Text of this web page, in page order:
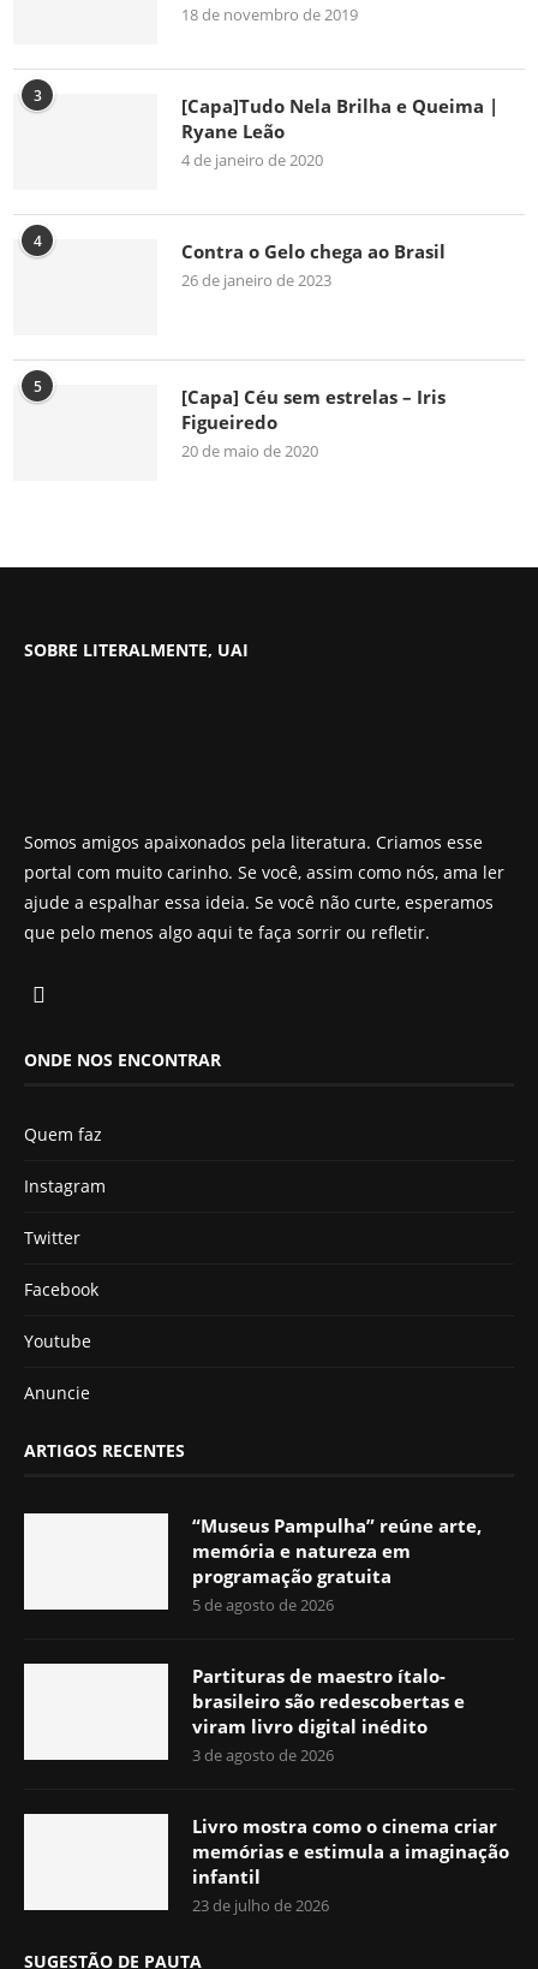
18 de novembro de 2019
3
[Capa]Tudo Nela Brilha e Queima |
Ryane Leão
4 de janeiro de 2020
4 Contra o Gelo chega ao Brasil
26 de janeiro de 2023
5
[Capa] Céu sem estrelas – Iris
Figueiredo
20 de maio de 2020
SOBRE LITERALMENTE, UAI
Somos amigos apaixonados pela literatura. Criamos esse
portal com muito carinho. Se você, assim como nós, ama ler
ajude a espalhar essa ideia. Se você não curte, esperamos
que pelo menos algo aqui te faça sorrir ou refletir.
ONDE NOS ENCONTRAR
Quem faz
Instagram
Twitter
Facebook
Youtube
Anuncie
ARTIGOS RECENTES
“Museus Pampulha” reúne arte,
memória e natureza em
programação gratuita
5 de agosto de 2026
Partituras de maestro ítalo-
brasileiro são redescobertas e
viram livro digital inédito
3 de agosto de 2026
Livro mostra como o cinema criar
memórias e estimula a imaginação
infantil
23 de julho de 2026
SUGESTÃO DE PAUTA